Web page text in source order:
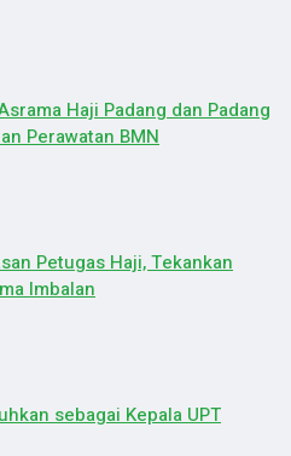
Haji Padang dan Padang
Perawatan BMN
Petugas Haji, Tekankan
Imbalan
sebagai Kepala UPT